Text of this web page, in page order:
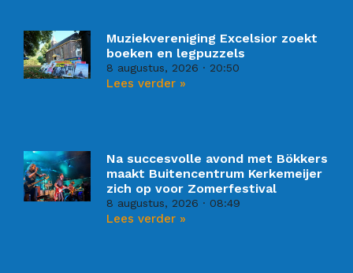
Muziekvereniging Excelsior zoekt
boeken en legpuzzels
8 augustus, 2026 20:50
Lees verder »
Na succesvolle avond met Bökkers
maakt Buitencentrum Kerkemeijer
zich op voor Zomerfestival
8 augustus, 2026 08:49
Lees verder »